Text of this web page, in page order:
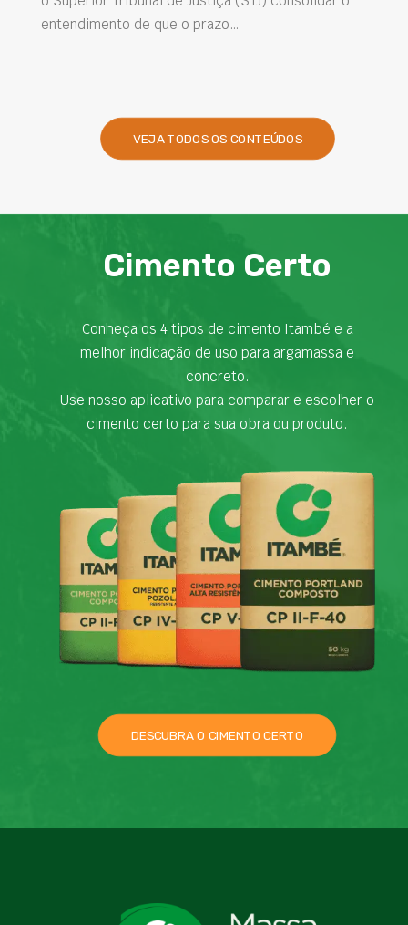
entendimento de que o prazo…
VEJA TODOS OS CONTEÚDOS
Cimento Certo
Conheça os 4 tipos de cimento Itambé e a
melhor indicação de uso para argamassa e
concreto.
Use nosso aplicativo para comparar e escolher o
cimento certo para sua obra ou produto.
DESCUBRA O CIMENTO CERTO